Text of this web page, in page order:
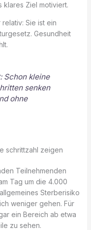
klares Ziel motiviert.
Sie ist ein
Gesundheit
Schon kleine
senken
ohne
schrittzahl zeigen
Teilnehmenden
Tag um die 4.000
Sterberisiko
weniger gehen. Für
ein Bereich ab etwa
zu sehen.